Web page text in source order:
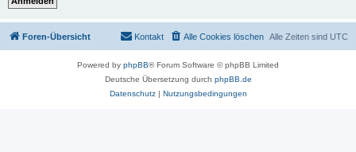
Foren-Übersicht Alle Zeiten sind UTC
Alle Cookies löschen
Kontakt
Powered by phpBB® Forum Software © phpBB Limited
Deutsche Übersetzung durch phpBB.de
Datenschutz| Nutzungsbedingungen